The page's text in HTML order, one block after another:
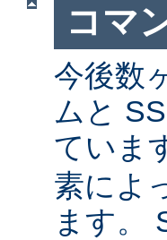
コマ
今後数
ムと
ていま
素によ
ます。